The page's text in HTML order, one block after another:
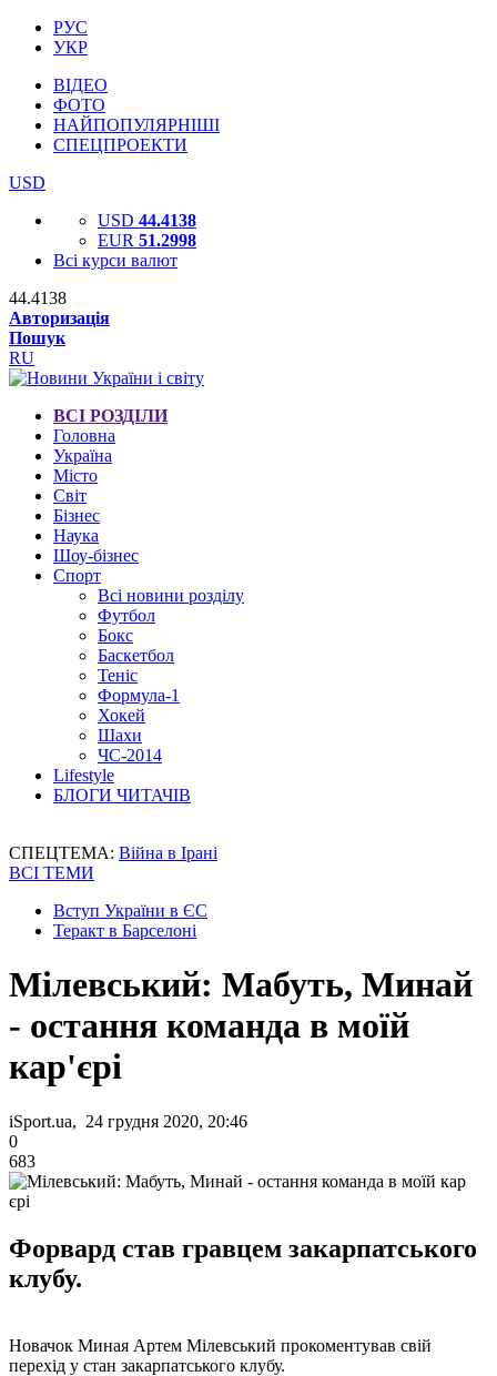
РУС
УКР
ВІДЕО
ФОТО
НАЙПОПУЛЯРНІШІ
СПЕЦПРОЕКТИ
USD
USD 44.4138
EUR 51.2998
Всі курси валют
44.4138
Авторизація
Пошук
RU
ВСІ РОЗДІЛИ
Головна
Україна
Місто
Світ
Бізнес
Наука
Шоу-бізнес
Спорт
Всі новини розділу
Футбол
Бокс
Баскетбол
Теніс
Формула-1
Хокей
Шахи
ЧС-2014
Lifestyle
БЛОГИ ЧИТАЧІВ
СПЕЦТЕМА: Війна в Ірані
ВСІ ТЕМИ
Вступ України в ЄС
Теракт в Барселоні
Мілевський: Мабуть, Минай
- остання команда в моїй
кар'єрі
iSport.ua, 24 грудня 2020, 20:46
0
683
Форвард став гравцем закарпатського
клубу.
Новачок Миная Артем Мілевський прокоментував свій
перехід у стан закарпатського клубу.